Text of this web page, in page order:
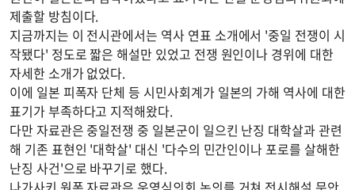
제출할 방침이다.
지금까지는 이 전시관에서는 역사 연표 소개에서 '중일 전쟁이 시
작됐다' 정도로 짧은 해설만 있었고 전쟁 원인이나 경위에 대한
자세한 소개가 없었다.
이에 일본 피폭자 단체 등 시민사회계가 일본의 가해 역사에 대한
표기가 부족하다고 지적해왔다.
다만 자료관은 중일전쟁 중 일본군이 일으킨 난징 대학살과 관련
해 기존 표현인 '대학살' 대신 '다수의 민간인이나 포로를 살해한
난징 사건'으로 바꾸기로 했다.